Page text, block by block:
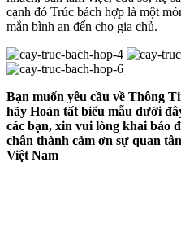
cạnh đó Trúc bách hợp là một
mắn bình an đến cho gia chủ.
Bạn muốn yêu cầu về Thông
hãy Hoàn tất biểu mẫu dưới
các bạn, xin vui lòng khai báo
chân thành cảm ơn sự quan
Việt Nam